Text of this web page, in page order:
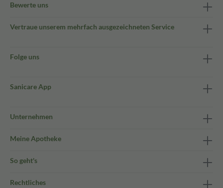
Bewerte uns
Vertraue unserem mehrfach ausgezeichneten Service
Folge uns
Sanicare App
Unternehmen
Meine Apotheke
So geht's
Rechtliches